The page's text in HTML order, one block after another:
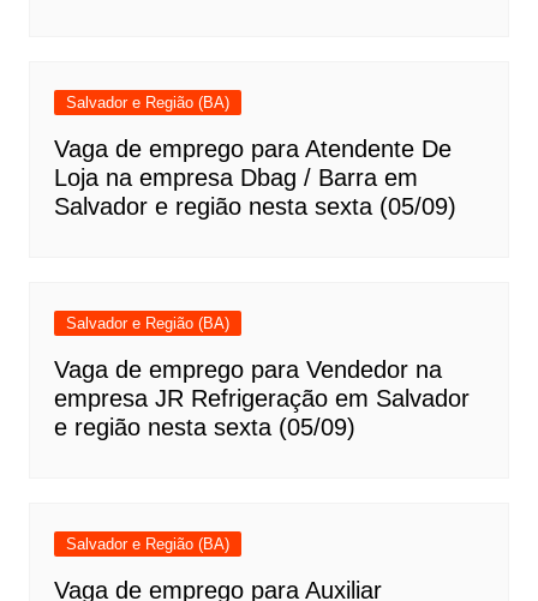
Salvador e Região (BA)
Vaga de emprego para Atendente De
Loja na empresa Dbag / Barra em
Salvador e região nesta sexta (05/09)
Salvador e Região (BA)
Vaga de emprego para Vendedor na
empresa JR Refrigeração em Salvador
e região nesta sexta (05/09)
Salvador e Região (BA)
Vaga de emprego para Auxiliar